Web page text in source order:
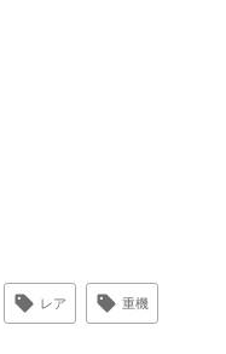
レア 重機